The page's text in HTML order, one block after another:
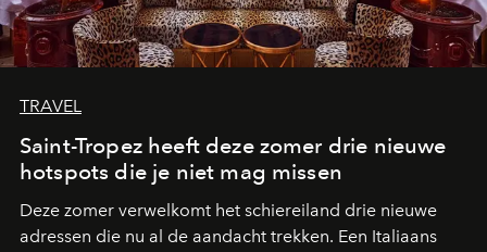
TRAVEL
Saint-Tropez heeft deze zomer drie nieuwe
hotspots die je niet mag missen
Deze zomer verwelkomt het schiereiland drie nieuwe
adressen die nu al de aandacht trekken. Een Italiaans